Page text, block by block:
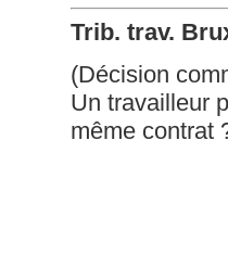
Trib. trav.
(Décision
Un travailleur
même contrat